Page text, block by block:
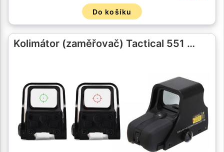
Do košíku
Kolimátor (zaměřovač) Tactical 551 …